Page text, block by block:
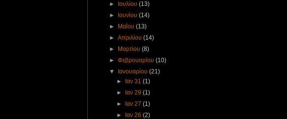
►
Ιουλίου(13)
►
Ιουνίου(14)
►
Μαΐου(13)
►Απριλίου(14)
►
Μαρτίου(8)
►Φεβρουαρίου(10)
▼
Ιανουαρίου(21)
►
Ιαν 31 (1)
►
Ιαν 29 (1)
►
Ιαν 27 (1)
►
Ιαν 26 (2)